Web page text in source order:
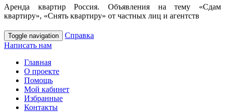
Аренда квартир Россия. Объявления на тему «Сдам
квартиру», «Снять квартиру» от частных лиц и агентств
Toggle navigation
Справка
Написать нам
Главная
О проекте
Помощь
Мой кабинет
Избранные
Контакты